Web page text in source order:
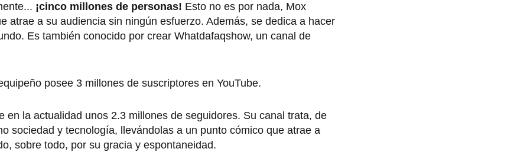
¡cinco millones de personas! Esto no es por nada, Mox
atrae a su audiencia sin ningún esfuerzo. Además, se dedica a hacer
Es también conocido por crear Whatdafaqshow, un canal de
posee 3 millones de suscriptores en YouTube.
en la actualidad unos 2.3 millones de seguidores. Su canal trata, de
sociedad y tecnología, llevándolas a un punto cómico que atrae a
sobre todo, por su gracia y espontaneidad.